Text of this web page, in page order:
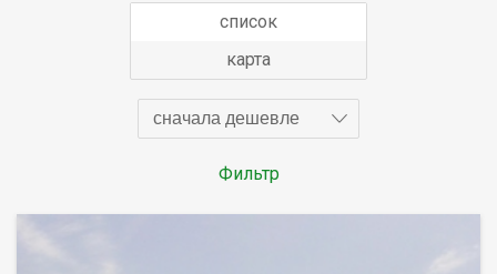
список
карта
сначала дешевле
Фильтр